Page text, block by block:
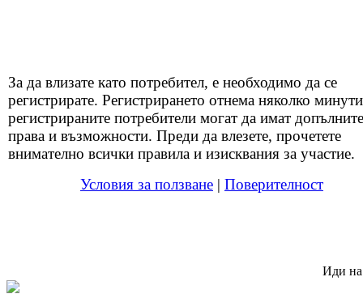
За да влизате като потребител, е необходимо да се
регистрирате. Регистрирането отнема няколко
регистрираните потребители могат да имат
права и възможности. Преди да влезете, прочетете
внимателно всички правила и изисквания за участие.
Условия за ползване | Поверителност
Иди